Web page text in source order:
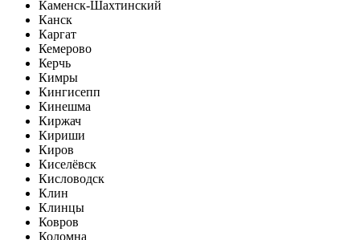
Каменск-Шахтинский
Канск
Каргат
Кемерово
Керчь
Кимры
Кингисепп
Кинешма
Киржач
Кириши
Киров
Киселёвск
Кисловодск
Клин
Клинцы
Ковров
Коломна